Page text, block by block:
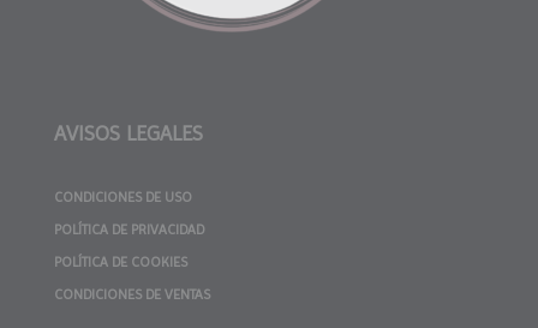
AVISOS LEGALES
CONDICIONES DE USO
POLÍTICA DE PRIVACIDAD
POLÍTICA DE COOKIES
CONDICIONES DE VENTAS